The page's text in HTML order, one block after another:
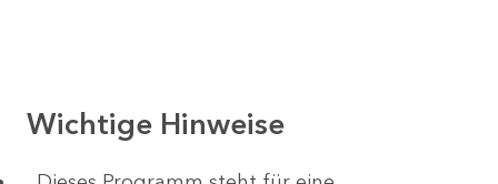
Wichtige Hinweise